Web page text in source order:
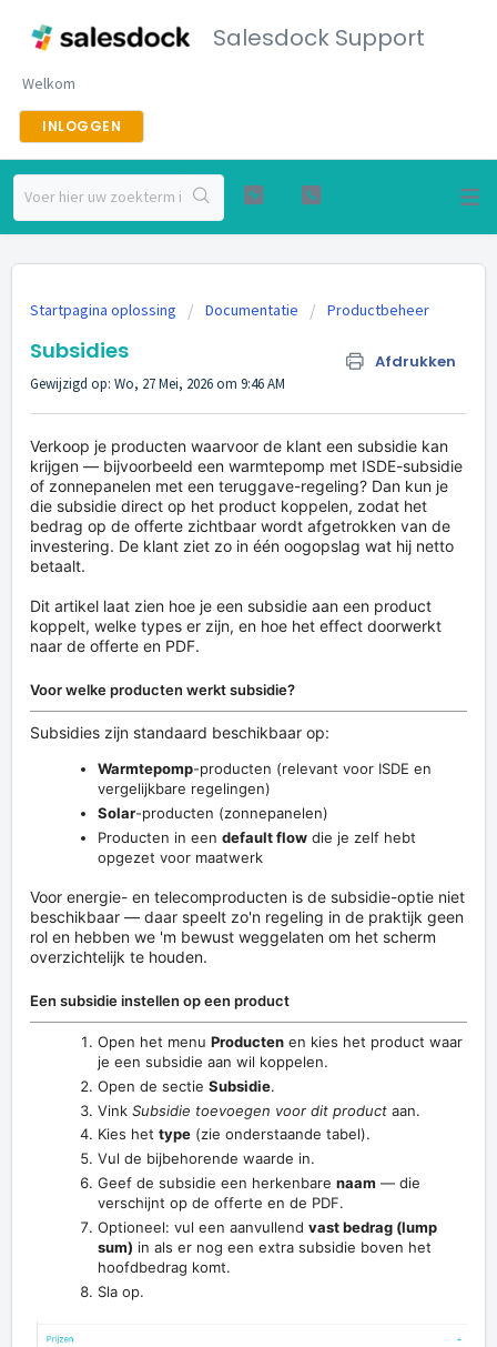
Salesdock Support
Welkom
INLOGGEN
Startpagina oplossing Documentatie Productbeheer
Subsidies Afdrukken
Gewijzigd op: Wo, 27 Mei, 2026 om 9:46 AM
Verkoop je producten waarvoor de klant een subsidie kan
krijgen — bijvoorbeeld een warmtepomp met ISDE-subsidie
of zonnepanelen met een teruggave-regeling? Dan kun je
die subsidie direct op het product koppelen, zodat het
bedrag op de offerte zichtbaar wordt afgetrokken van de
investering. De klant ziet zo in één oogopslag wat hij netto
betaalt.
Dit artikel laat zien hoe je een subsidie aan een product
koppelt, welke types er zijn, en hoe het effect doorwerkt
naar de offerte en PDF.
Voor welke producten werkt subsidie?
Subsidies zijn standaard beschikbaar op:
Warmtepomp-producten (relevant voor ISDE en
vergelijkbare regelingen)
Solar-producten (zonnepanelen)
Producten in een default flow die je zelf hebt
opgezet voor maatwerk
Voor energie- en telecomproducten is de subsidie-optie niet
beschikbaar — daar speelt zo'n regeling in de praktijk geen
rol en hebben we 'm bewust weggelaten om het scherm
overzichtelijk te houden.
Een subsidie instellen op een product
Open het menu Producten en kies het product waar
je een subsidie aan wil koppelen.
Open de sectie Subsidie.
Vink Subsidie toevoegen voor dit product aan.
Kies het type (zie onderstaande tabel).
Vul de bijbehorende waarde in.
Geef de subsidie een herkenbare naam — die
verschijnt op de offerte en de PDF.
Optioneel: vul een aanvullend vast bedrag (lump
sum) in als er nog een extra subsidie boven het
hoofdbedrag komt.
Sla op.